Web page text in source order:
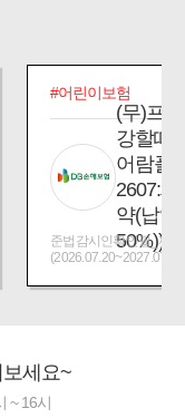
#어린이보험
(무)프
강할때
어람플
2607:
약(납입
50%))
준법감시인확인필_제
세요~
~ 16시